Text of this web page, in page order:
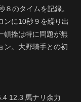
のタイムを記録。
ンに10秒９を繰り出
頓挫は特に問題が無
ン。大野騎手との初
12.3 馬ナリ余力